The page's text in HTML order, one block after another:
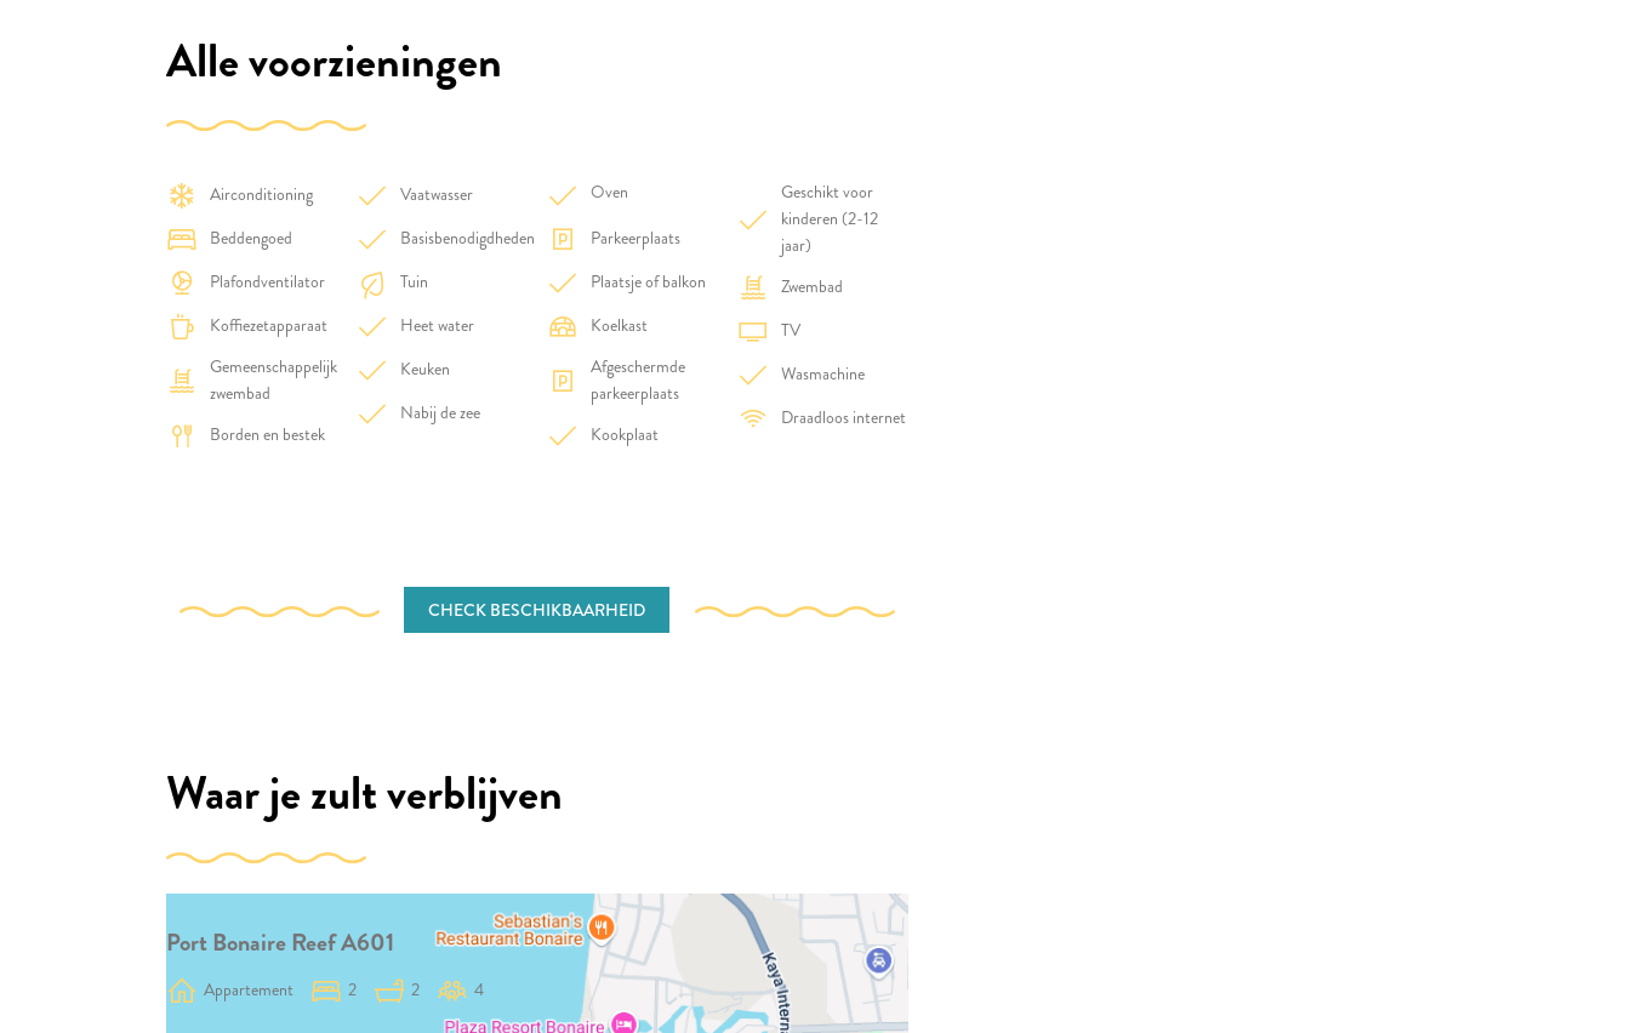
Alle voorzieningen
Airconditioning
Beddengoed
Plafondventilator
Koffiezetapparaat
Gemeenschappelijk
zwembad
Borden en bestek
Vaatwasser
Basisbenodigdheden
Tuin
Heet water
Keuken
Nabij de zee
Oven
Parkeerplaats
Plaatsje of balkon
Koelkast
Afgeschermde
parkeerplaats
Kookplaat
Geschikt voor
kinderen (2-12
jaar)
Zwembad
TV
Wasmachine
Draadloos internet
CHECK BESCHIKBAARHEID
Waar je zult verblijven
Port Bonaire Reef A601
Appartement 2 2 4